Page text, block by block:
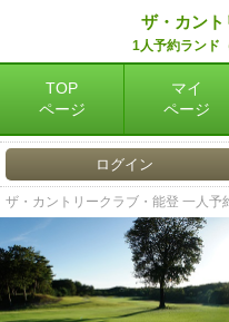
ザ・カン
1人予約ランド
TOP
ページ
マイ
ページ
ログイン
ザ・カントリークラブ・能登 一人予